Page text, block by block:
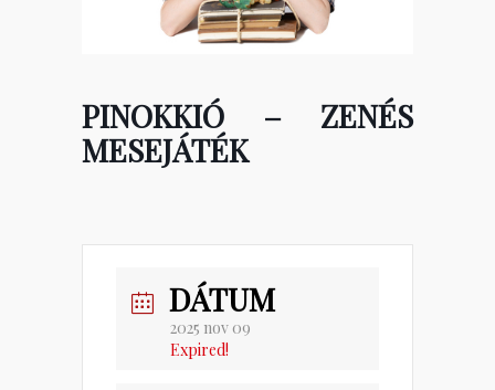
PINOKKIÓ – ZENÉS
MESEJÁTÉK
DÁTUM
2025 nov 09
Expired!